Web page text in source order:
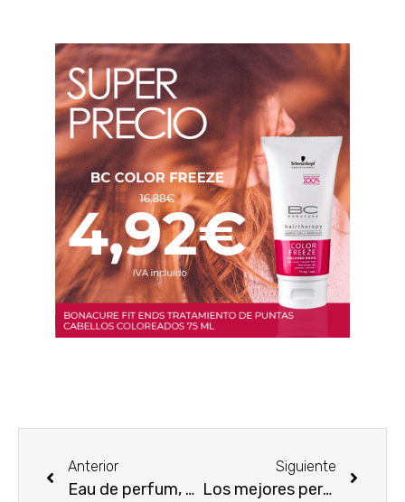
Anterior
Eau de perfum, Tous
Siguiente
Los mejores perfumes para mamá